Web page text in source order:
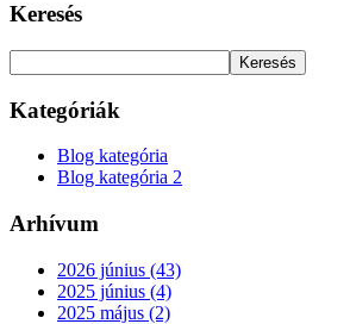
Keresés
Keresés
Kategóriák
Blog kategória
Blog kategória 2
Arhívum
2026 június (43)
2025 június (4)
2025 május (2)